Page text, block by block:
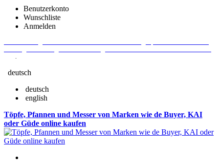
Benutzerkonto
Wunschliste
Anmelden
.
deutsch
deutsch
english
Töpfe, Pfannen und Messer von Marken wie de Buyer, KAI
oder Güde online kaufen